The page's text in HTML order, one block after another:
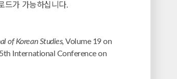
드가 가능하십니다.
of Korean Studies, Volume 19 on
International Conference on